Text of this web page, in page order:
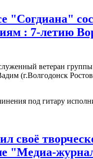
"Согдиана"
: 7-летию
ветеран
(г.Волгодонск
под гитару
своё
"Медиа-